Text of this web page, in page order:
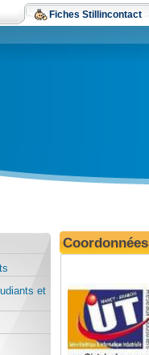
Fiches Stillincontact
et
Coordonnées